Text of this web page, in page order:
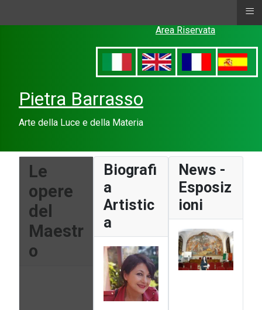
Area Riservata
Pietra Barrasso
Arte della Luce e della Materia
Le
opere
del
Maestr
o
Biografi
a
Artistic
a
News -
Esposiz
ioni
≡